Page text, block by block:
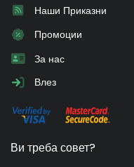
Наши Приказни
Промоции
За нас
Влез
Ви треба совет?